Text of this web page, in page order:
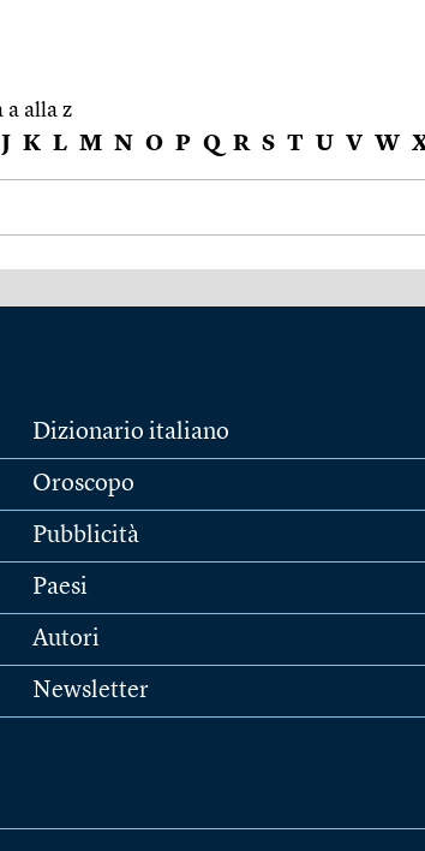
alla z
J K L M N O P Q R S T U V W
Dizionario italiano
Oroscopo
Pubblicità
Paesi
Autori
Newsletter